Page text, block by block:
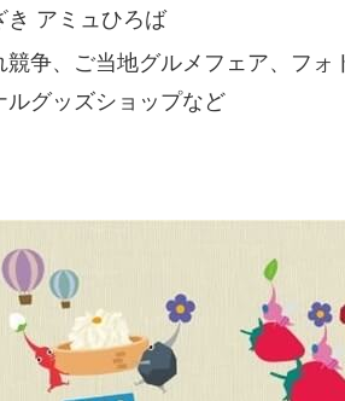
き アミュひろば
争、ご当地グルメフェア、フォ
ルグッズショップなど